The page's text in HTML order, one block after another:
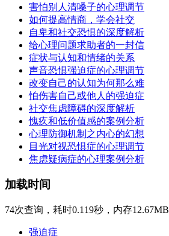
害怕别人清嗓子的心理调节
如何提高情商，学会社交
自卑和社交恐惧的深度解析
给心理问题求助者的一封信
症状与认知和情绪的关系
声音恐惧强迫症的心理调节
改变自己的认知为何那么难
怕伤害自己或他人的强迫症
社交焦虑障碍的深度解析
愧疚和低价值感的案例分析
心理防御机制之内心的幻想
目光对视恐惧症的心理调节
焦虑疑病症的心理案例分析
加载时间
74次查询，耗时0.119秒，内存12.67MB
强迫症